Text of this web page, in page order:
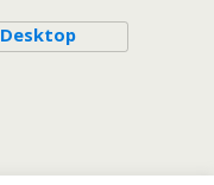
Desktop